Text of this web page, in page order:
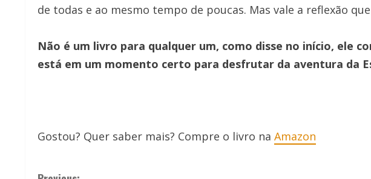
de todas e ao mesmo tempo de poucas. Mas vale a reflexão
Não é um livro para qualquer um, como disse no início, ele
está em um momento certo para desfrutar da aventura da
Gostou? Quer saber mais? Compre o livro na Amazon